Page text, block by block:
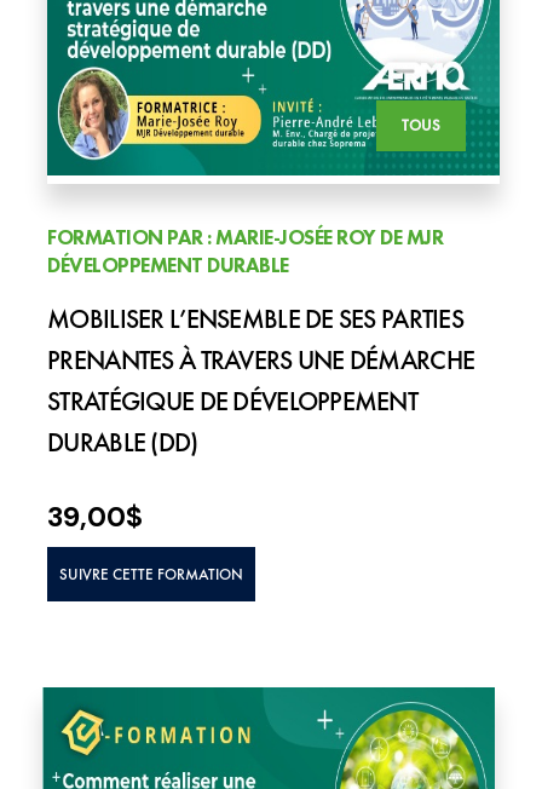
TOUS
FORMATION PAR : MARIE-JOSÉE ROY DE MJR
DÉVELOPPEMENT DURABLE
MOBILISER L’ENSEMBLE DE SES PARTIES
PRENANTES À TRAVERS UNE DÉMARCHE
STRATÉGIQUE DE DÉVELOPPEMENT
DURABLE (DD)
39,00$
SUIVRE CETTE FORMATION